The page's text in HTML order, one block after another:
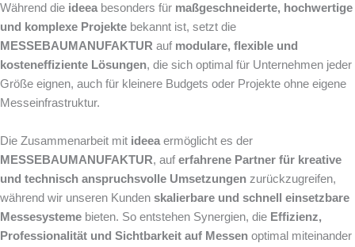
Während die ideea besonders für maßgeschneiderte, hochwertige
und komplexe Projekte bekannt ist, setzt die
MESSEBAUMANUFAKTUR auf modulare, flexible und
kosteneffiziente Lösungen, die sich optimal für Unternehmen jeder
Größe eignen, auch für kleinere Budgets oder Projekte ohne eigene
Messeinfrastruktur.
Die Zusammenarbeit mit ideea ermöglicht es der
MESSEBAUMANUFAKTUR, auf erfahrene Partner für kreative
und technisch anspruchsvolle Umsetzungen zurückzugreifen,
während wir unseren Kunden skalierbare und schnell einsetzbare
Messesysteme bieten. So entstehen Synergien, die Effizienz,
Professionalität und Sichtbarkeit auf Messen optimal miteinander